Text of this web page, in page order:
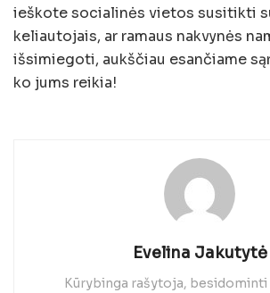
ieškote socialinės vietos susitikti
keliautojais, ar ramaus nakvynės
išsimiegoti, aukščiau esančiame
ko jums reikia!
Evelina Jakutytė
Kūrybinga rašytoja, besidominti